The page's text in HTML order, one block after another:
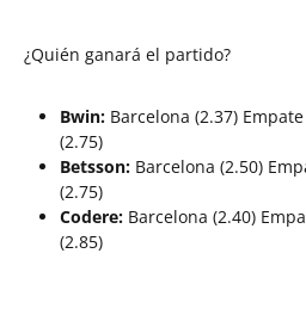
¿Quién ganará el partido?
Bwin: Barcelona (2.37)
(2.75)
Betsson: Barcelona (2.50)
(2.75)
Codere: Barcelona (2.40)
(2.85)